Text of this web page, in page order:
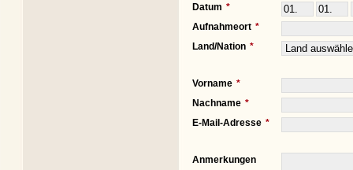
Datum
Aufnahmeort
Land/Nation
Vorname
Nachname
E-Mail-Adresse
Anmerkungen